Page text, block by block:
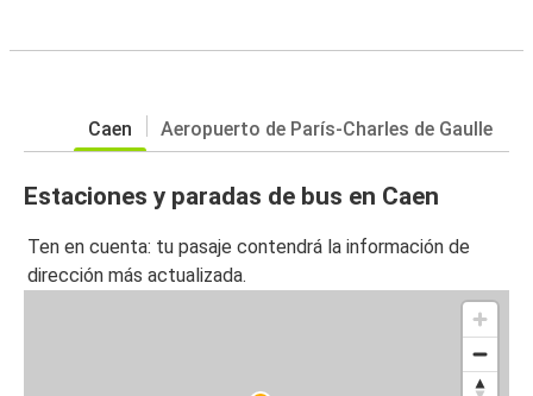
Caen Aeropuerto de París-Charles de Gaulle
Estaciones y paradas de bus en Caen
Ten en cuenta: tu pasaje contendrá la información de
dirección más actualizada.